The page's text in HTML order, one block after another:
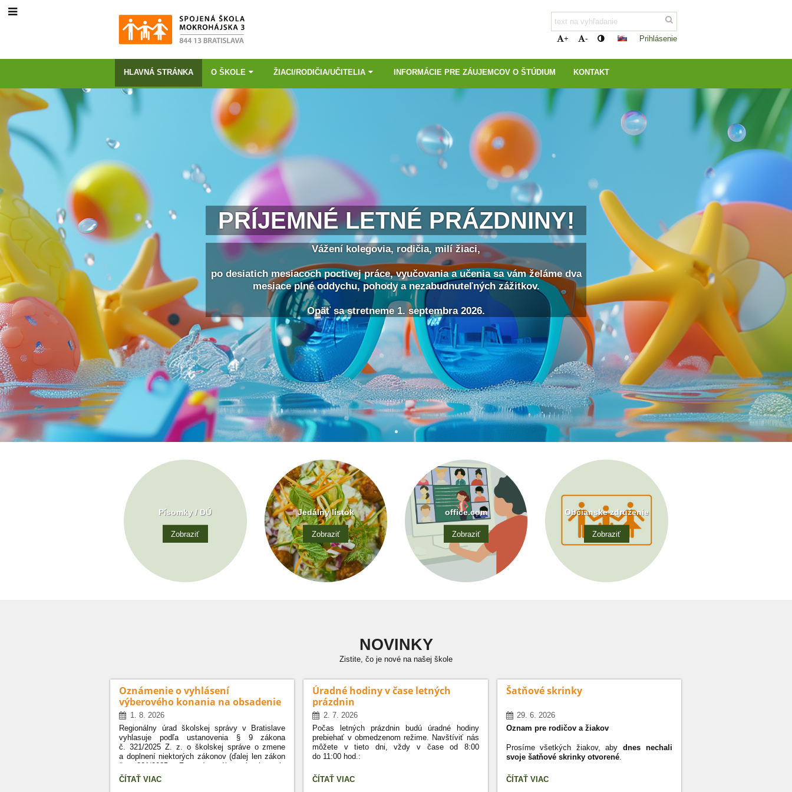
+ - Prihlásenie
HLAVNÁ STRÁNKA O ŠKOLE ŽIACI/RODIČIA/UČITELIA INFORMÁCIE PRE ZÁUJEMCOV O ŠTÚDIUM KONTAKT
Hlavná
stránka
PRÍJEMNÉ LETNÉ PRÁZDNINY!
Vážení kolegovia, rodičia, milí žiaci,
po desiatich mesiacoch poctivej práce, vyučovania a učenia sa vám želáme dva
mesiace plné oddychu, pohody a nezabudnuteľných zážitkov.
Opäť sa stretneme 1. septembra 2026.
Písomky / DÚ
Zobraziť
Jedálny lístok
Zobraziť
office.com
Zobraziť
Občianske združenie
Zobraziť
NOVINKY
Zistite, čo je nové na našej škole
Oznámenie o vyhlásení
výberového konania na obsadenie
funkcie riaditeľa
1. 8. 2026
Regionálny úrad školskej správy v Bratislave
vyhlasuje podľa ustanovenia § 9 zákona
č. 321/2025 Z. z. o školskej správe o zmene
a doplnení niektorých zákonov (ďalej len zákon
č. 321/2025 Z. z.) výberové konanie
na obsadenie funkcie riaditeľa Spojenej školy,
Mokrohájska 3, 844 13 Bratislava.
OZNÁMENIE
ČÍTAŤ VIAC
Úradné hodiny v čase letných
prázdnin
2. 7. 2026
Počas letných prázdnin budú úradné hodiny
prebiehať v obmedzenom režime. Navštíviť nás
môžete v tieto dni, vždy v časeod 8:00
do 11:00 hod.:
8. júl 2026
ÚRADNÉ
ČÍTAŤ VIAC
Šatňové skrinky
29. 6. 2026
Oznam pre rodičov a žiakov
Prosíme všetkých žiakov, abydnes nechali
svoje šatňové skrinky otvorené.
Počas prázdnin budú skrinky čistené
ŠATŇOVÉ
ČÍTAŤ VIAC